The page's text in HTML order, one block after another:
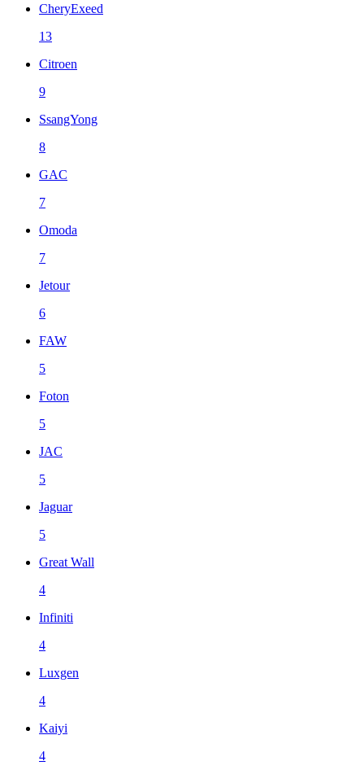
CheryExeed
13
Citroen
9
SsangYong
8
GAC
7
Omoda
7
Jetour
6
FAW
5
Foton
5
JAC
5
Jaguar
5
Great Wall
4
Infiniti
4
Luxgen
4
Kaiyi
4